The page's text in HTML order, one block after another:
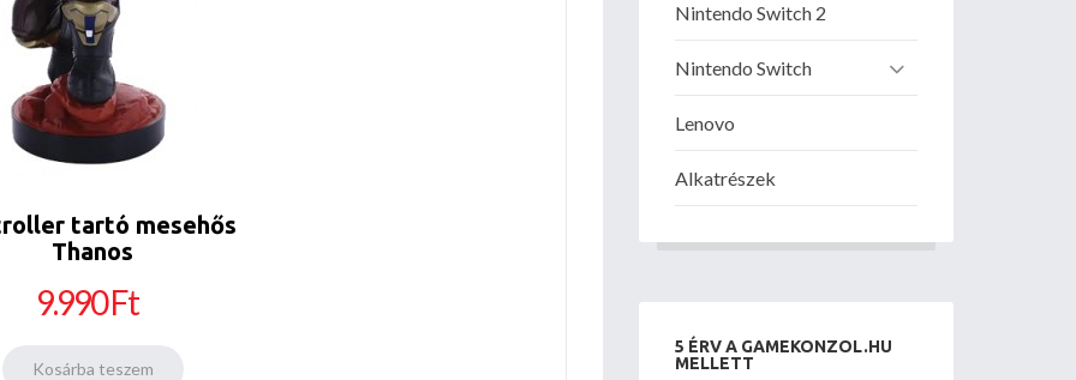
tartó mesehős
Thanos
9.990 Ft
Nintendo Switch 2
Nintendo Switch
Lenovo
Alkatrészek
5 ÉRV A GAMEKONZOL.HU
MELLETT